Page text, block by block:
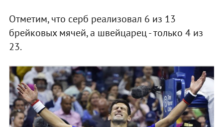
Отметим, что серб реализовал 6 из 13
брейковых мячей, а швейцарец - только 4 из
23.